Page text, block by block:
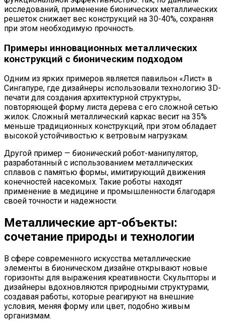
исследований, применение бионических металлических
решеток снижает вес конструкций на 30-40%, сохраняя
при этом необходимую прочность.
Примеры инновационных металлических
конструкций с бионическим подходом
Одним из ярких примеров является павильон «Лист» в
Сингапуре, где дизайнеры использовали технологию 3D-
печати для создания архитектурной структуры,
повторяющей форму листа дерева с его сложной сетью
жилок. Сложный металлический каркас весит на 35%
меньше традиционных конструкций, при этом обладает
высокой устойчивостью к ветровым нагрузкам.
Другой пример — бионический робот-манипулятор,
разработанный с использованием металлических
сплавов с памятью формы, имитирующий движения
конечностей насекомых. Такие роботы находят
применение в медицине и промышленности благодаря
своей точности и надежности.
Металлические арт-объекты:
сочетание природы и технологии
В сфере современного искусства металлические
элементы в бионическом дизайне открывают новые
горизонты для выражения креативности. Скульпторы и
дизайнеры вдохновляются природными структурами,
создавая работы, которые реагируют на внешние
условия, меняя форму или цвет, подобно живым
организмам.